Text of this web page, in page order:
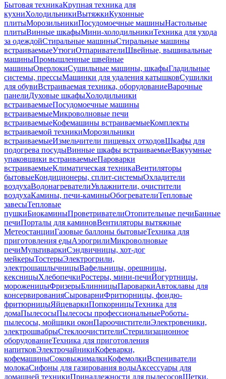
Бытовая техникаКрупная техника для
кухниХолодильникиВытяжкиКухонные
плитыМорозильникиПосудомоечные машиныНастольные
плитыВинные шкафыМини-холодильникиТехника для ухода
за одеждойСтиральные машиныСтиральные машины
встраиваемыеУтюгиОтпаривателиШвейные, вышивальные
машиныПромышленные швейные
машиныОверлокиСушильные машины, шкафыГладильные
системы, прессыМашинки для удаления катышковСушилки
для обувиВстраиваемая техника, оборудованиеВарочные
панелиДуховые шкафыХолодильники
встраиваемыеПосудомоечные машины
встраиваемыеМикроволновые печи
встраиваемыеКофемашины встраиваемыеКомплекты
встраиваемой техникиМорозильники
встраиваемыеИзмельчители пищевых отходовШкафы для
подогрева посудыВинные шкафы встраиваемыеВакуумные
упаковщики встраиваемыеПароварки
встраиваемыеКлиматическая техникаВентиляторы
бытовыеКондиционеры, сплит-системыОхладители
воздухаВодонагревателиУвлажнители, очистители
воздухаКамины, печи-каминыОбогревателиТепловые
завесыТепловые
пушкиБиокаминыПроветривателиОтопительные печиБанные
печиПорталы для каминовВентиляторы вытяжные
МетеостанцииГазовые баллоны бытовыеТехника для
приготовления едыАэрогрилиМикроволновые
печиМультиваркиСэндвичницы, хот-дог
мейкерыТостерыЭлектрогрили,
электрошашлычницыВафельницы, орешницы,
кексницыХлебопечкиРостеры, мини-печиЙогуртницы,
мороженицыФризерыБлинницыПароваркиАвтоклавы для
консервированияСыроварниФритюрницы, фондю-
фритюрницыЯйцеваркиПопкорницыТехника для
домаПылесосыПылесосы профессиональныеРоботы-
пылесосы, мойщики оконПароочистителиЭлектровеники,
электрошвабрыСтеклоочистителиСтерилизационное
оборудованиеТехника для приготовления
напитковЭлектрочайникиКофеварки,
кофемашиныСоковыжималкиКофемолкиВспениватели
молокаСифоны для газирования водыАксессуары для
домашней техникиПринадлежности для пылесосовЩетки,